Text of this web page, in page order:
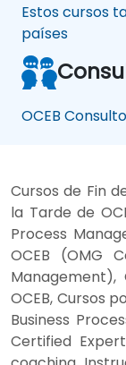
Estos cursos
países
OCEB
Cursos de Fin
la Tarde de
Process
OCEB (OMG
OCEB, Cursos
Business
Certified